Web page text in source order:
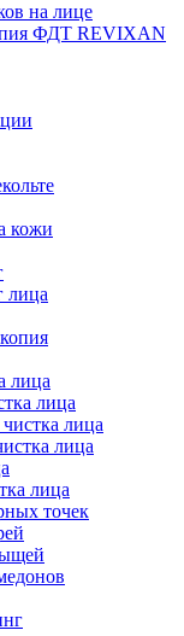
на лице
ФДТ REVIXAN
кожи
лица
лица
лица
лица
лица
лица
точек